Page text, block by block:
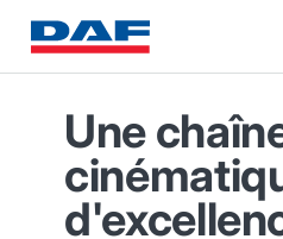
Une